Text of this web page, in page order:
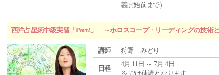
義開始前まで）
西洋占星術中級実習「Part2」 ～ホロスコープ・リーディングの技術
講師 狩野 みどり
日程
4月 11日 ～ 7月 4日
※5/2は休講となります。